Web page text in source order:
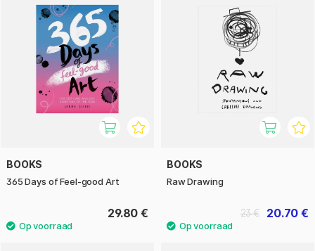
BOOKS
365 Days of Feel-good Art
29.80 €
BOOKS
Raw Drawing
20.70 €
23 €